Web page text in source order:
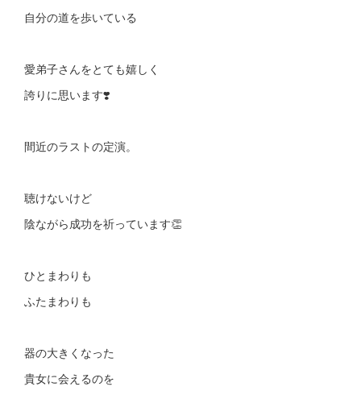
自分の道を歩いている
愛弟子さんをとても嬉しく
誇りに思います❣️
間近のラストの定演。
聴けないけど
陰ながら成功を祈っています👏
ひとまわりも
ふたまわりも
器の大きくなった
貴女に会えるのを